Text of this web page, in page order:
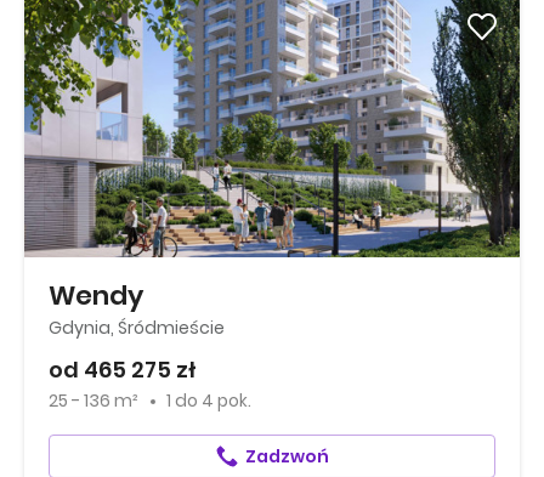
Wendy
Gdynia, Śródmieście
od 465 275 zł
25 - 136 m² 1 do 4 pok.
Zadzwoń